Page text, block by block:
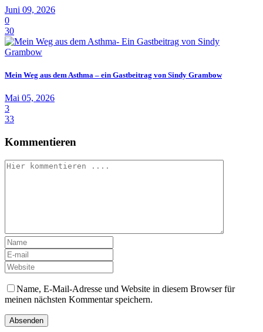
Juni 09, 2026
0
30
Mein Weg aus dem Asthma – ein Gastbeitrag von Sindy Grambow
Mai 05, 2026
3
33
Kommentieren
Name, E-Mail-Adresse und Website in diesem Browser für
meinen nächsten Kommentar speichern.